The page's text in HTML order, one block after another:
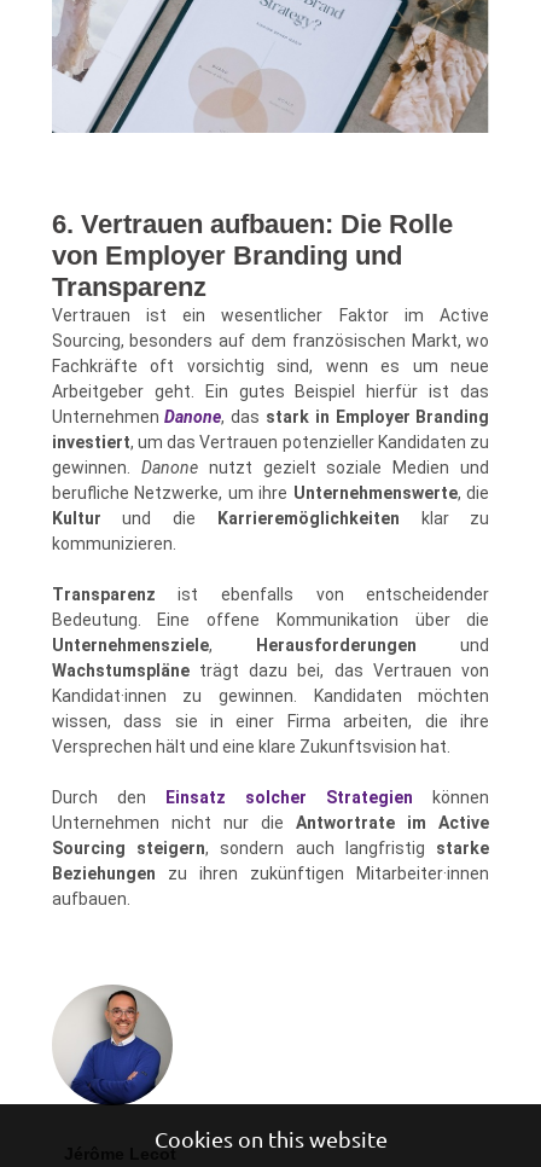
6. Vertrauen aufbauen: Die Rolle
von Employer Branding und
Transparenz
Vertrauen ist ein wesentlicher Faktor im Active
Sourcing, besonders auf dem französischen Markt, wo
Fachkräfte oft vorsichtig sind, wenn es um neue
Arbeitgeber geht. Ein gutes Beispiel hierfür ist das
UnternehmenDanone, das stark in Employer Branding
investiert, um das Vertrauen potenzieller Kandidaten zu
gewinnen. Danonenutzt gezielt soziale Medien und
berufliche Netzwerke, um ihre Unternehmenswerte, die
Kultur und die Karrieremöglichkeiten klar zu
kommunizieren.
Transparenz ist ebenfalls von entscheidender
Bedeutung. Eine offene Kommunikation über die
Unternehmensziele, Herausforderungen und
Wachstumspläneträgt dazu bei, das Vertrauen von
Kandidat·innen zu gewinnen. Kandidaten möchten
wissen, dass sie in einer Firma arbeiten, die ihre
Versprechen hält und eine klare Zukunftsvision hat.
Durch den Einsatz solcher Strategien können
Unternehmen nicht nur dieAntwortrate im Active
Sourcing steigern, sondern auch langfristig starke
Beziehungen zu ihren zukünftigen Mitarbeiter·innen
aufbauen.
Jérôme Lecot
Cookies on this website